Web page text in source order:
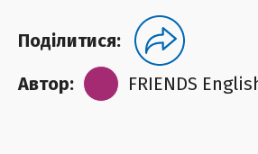
Поділитися:
Автор:
FRIENDS